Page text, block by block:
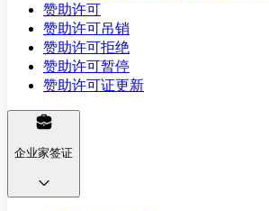
赞助许可
赞助许可吊销
赞助许可拒绝
赞助许可暂停
赞助许可证更新
企业家签证